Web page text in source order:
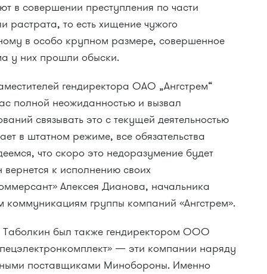
в совершении преступления по части
растрата, то есть хищение чужого
в особо крупном размере, совершенное
у них прошли обыски.
гендиректора ОАО „Ангстрем“
полной неожиданностью и вызвал
связывать это с текущей деятельностью
в штатном режиме, все обязательства
что скоро это недоразумение будет
к исполнению своих
Алексея Дианова, начальника
группы компаний «Ангстрем».
Таболкин был также гендиректором ООО
— эти компании наряду
поставщиками Минобороны. Именно